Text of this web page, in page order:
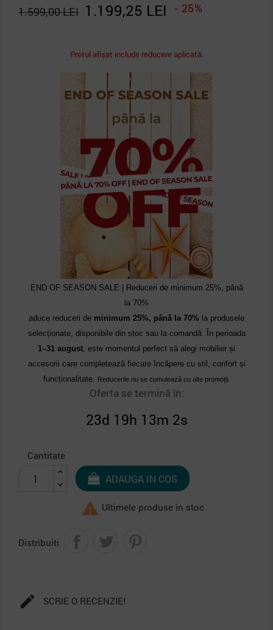
1.199,25 LEI - 25%
1.599,00 LEI
Pretul afișat include reducere aplicată.
END OF SEASON SALE | Reduceri de minimum 25%, până
la 70%
aduce reduceri de minimum 25%, până la 70% la produsele
selecționate, disponibile din stoc sau la comandă. În perioada
1–31 august, este momentul perfect să alegi mobilier și
accesorii care completează fiecare încăpere cu stil, confort și
funcționalitate. Reducerile nu se cumulează cu alte promoții.
Oferta se termină în:
23d 19h 13m 2s
Cantitate
ADAUGA IN COS
 Ultimele produse in stoc
Distribuiti
 SCRIE O RECENZIE!